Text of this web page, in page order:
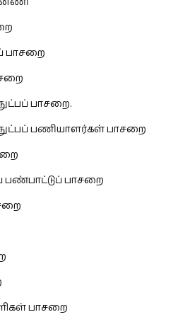
பாசறை
பாசறை.
பணியாளர்கள் பாசறை
பாசறை
பாசறை